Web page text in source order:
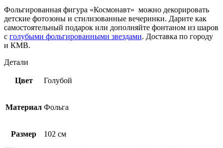
Фольгированная фигура «Космонавт» можно декорировать
детские фотозоны и стилизованные вечеринки. Дарите как
самостоятельный подарок или дополняйте фонтаном из шаров
с голубыми фольгированными звездами. Доставка по городу
и КМВ.
Детали
Цвет Голубой
Материал Фольга
Размер 102 см